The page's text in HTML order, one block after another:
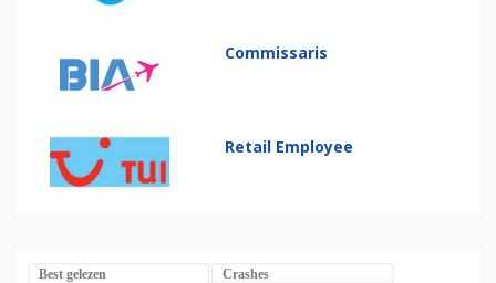
Commissaris
Retail Employee
Best gelezen Crashes